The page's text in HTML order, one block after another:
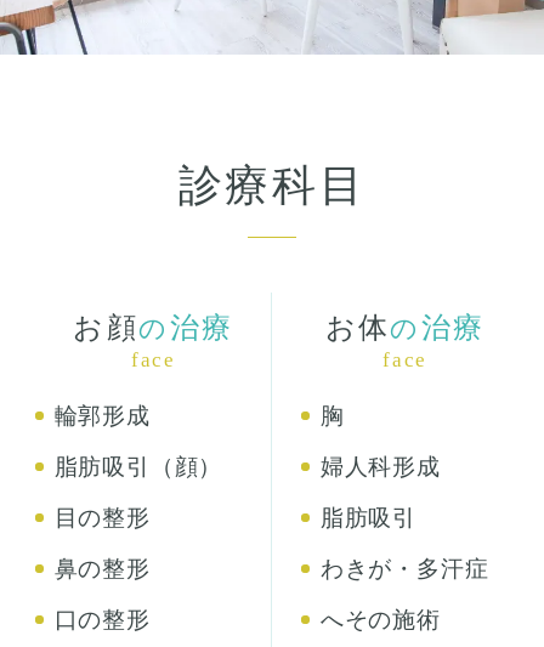
診療科目
お顔の 治療
face
輪郭形成
脂肪吸引（顔）
目の整形
鼻の整形
口の整形
お体の 治療
face
胸
婦人科形成
脂肪吸引
わきが・多汗症
へその施術